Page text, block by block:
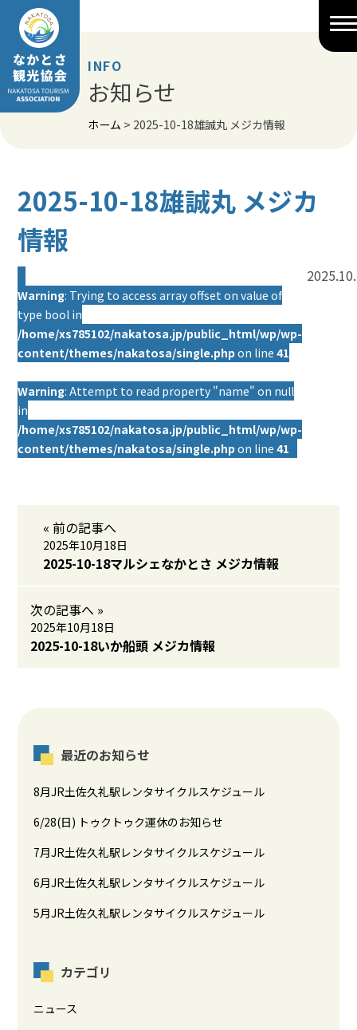
Skip
content
INFO
お知らせ
ホーム > 2025-10-18雄誠丸 メジカ情報
2025-10-18雄誠丸 メジカ
情報
Warning: Trying to access array offset on value of
type bool in
/home/xs785102/nakatosa.jp/public_html/wp/wp-
content/themes/nakatosa/single.php on line41
Warning: Attempt to read property "name" on null
in
/home/xs785102/nakatosa.jp/public_html/wp/wp-
content/themes/nakatosa/single.php on line41
« 前の記事へ
2025年10月18日
2025-10-18マルシェなかとさ メジカ情報
次の記事へ »
2025年10月18日
2025-10-18いか船頭 メジカ情報
最近のお知らせ
8月JR土佐久礼駅レンタサイクルスケジュール
6/28(日) トゥクトゥク運休のお知らせ
7月JR土佐久礼駅レンタサイクルスケジュール
6月JR土佐久礼駅レンタサイクルスケジュール
5月JR土佐久礼駅レンタサイクルスケジュール
カテゴリ
ニュース